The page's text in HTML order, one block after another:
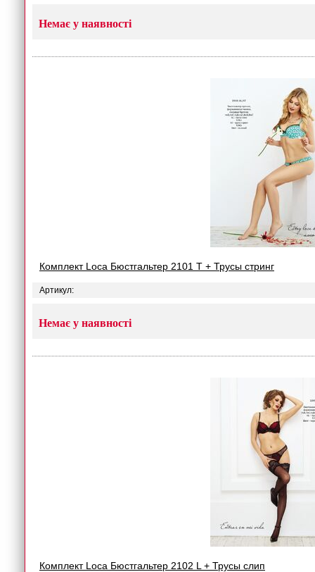
Немає у наявності
Комплект Loca Бюстгальтер 2101 T + Трусы стринг
Артикул:
Немає у наявності
Комплект Loca Бюстгальтер 2102 L + Трусы слип